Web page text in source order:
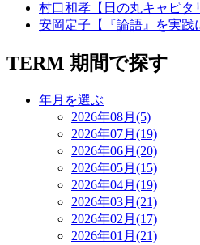
村口和孝【日の丸キャピタ
安岡定子【『論語』を実践
TERM 期間で探す
年月を選ぶ
2026年08月(5)
2026年07月(19)
2026年06月(20)
2026年05月(15)
2026年04月(19)
2026年03月(21)
2026年02月(17)
2026年01月(21)